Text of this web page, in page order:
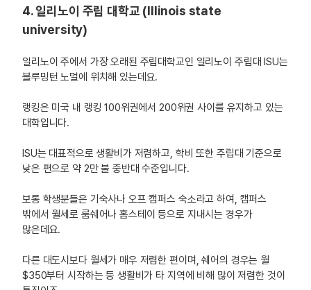
4. 일리노이 주립 대학교 (Illinois state
university)
일리노이 주에서 가장 오래된 주립대학교인 일리노이 주립대 ISU는
블루밍턴 노멀에 위치해 있는데요.
랭킹은 미국 내 랭킹 100위권에서 200위권 사이를 유지하고 있는
대학입니다.
ISU는 대표적으로 생활비가 저렴하고, 학비 또한 주립대 기준으로
낮은 편으로 약 2만 불 중반대 수준입니다.
보통 학생분들은 기숙사나 오프 캠퍼스 숙소라고 하여, 캠퍼스
밖에서 월세로 룸쉐어나 홈스테이 등으로 지내시는 경우가
많은데요.
다른 대도시보다 월세가 매우 저렴한 편이며, 쉐어의 경우는 월
$350부터 시작하는 등 생활비가 타 지역에 비해 많이 저렴한 것이